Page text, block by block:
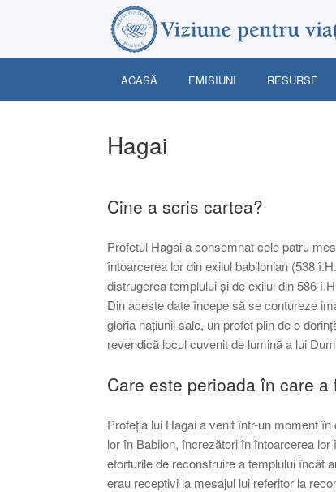
ACASĂ EMISIUNI RESURSE
Hagai
Cine a scris cartea?
Profetul Hagai a consemnat cele patru
întoarcerea lor din exilul babilonian (538
distrugerea templului și de exilul din 586
Din aceste date începe să se contureze
gloria națiunii sale, un profet plin de o
revendică locul cuvenit de lumină a lui
Care este perioada în care
Profeția lui Hagai a venit într-un moment
lor în Babilon, încrezători în întoarcerea
eforturile de reconstruire a templului încât
erau receptivi la mesajul lui referitor la